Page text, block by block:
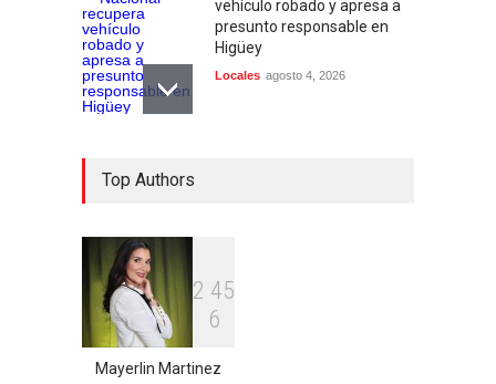
vehículo robado y apresa a
presunto responsable en
Higüey
Locales agosto 4, 2026
DNCD y Ministerio Público
arrestan a “El Muerto”
reincidente en hechos
Locales
Top Authors
2 45
6
Mayerlin Martinez